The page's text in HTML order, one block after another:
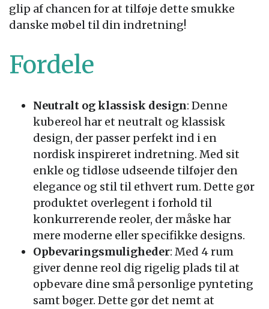
glip af chancen for at tilføje dette smukke
danske møbel til din indretning!
Fordele
Neutralt og klassisk design: Denne
kubereol har et neutralt og klassisk
design, der passer perfekt ind i en
nordisk inspireret indretning. Med sit
enkle og tidløse udseende tilføjer den
elegance og stil til ethvert rum. Dette gør
produktet overlegent i forhold til
konkurrerende reoler, der måske har
mere moderne eller specifikke designs.
Opbevaringsmuligheder: Med 4 rum
giver denne reol dig rigelig plads til at
opbevare dine små personlige pynteting
samt bøger. Dette gør det nemt at